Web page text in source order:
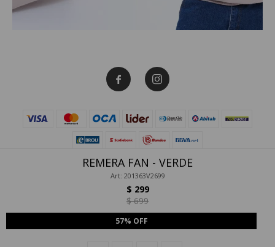
REMERA FAN - VERDE
Art: 201363V2699
$ 299
$ 699
57
 